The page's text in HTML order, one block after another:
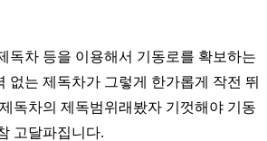
독차 등을 이용해서 기동로를 확보하는
없는 제독차가 그렇게 한가롭게 작전 뛰
독차의 제독범위래봤자 기껏해야 기동
고달파집니다.